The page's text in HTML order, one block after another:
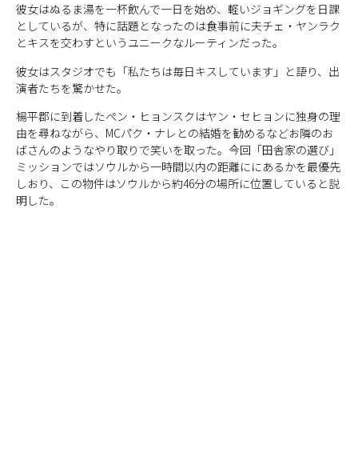
彼女はぬるま湯を一杯飲んで一日を始め、軽いジョギングを日課
としているが、特に話題となったのは食事前に夫チェ・ヤンラク
とキスを交わすというユニークなルーティンだった。
彼女はスタジオでも「私たちは毎日キスしています」と語り、出
演者たちを驚かせた。
楊平郡に到着したペン・ヒョンスクはヤン・セヒョンに独身の理
由を尋ねながら、MCパク・ナレとの結婚を勧めるなどお隣のお
ばさんのようなやり取りで笑いを取った。今回「田舎家の選び」
ミッションではソウルから一時間以内の距離ににあるかを最優先
しおり、この物件はソウルから約46分の場所に位置していると説
明した。